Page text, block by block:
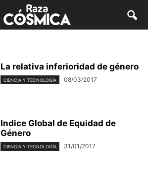
La relativa inferioridad de género
CIENCIA Y TECNOLOGÍA 08/03/2017
Indice Global de Equidad de
Género
CIENCIA Y TECNOLOGÍA 31/01/2017